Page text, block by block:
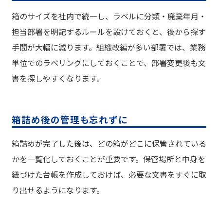
箱のサイズを社内で統一し、ラベルに分類・廃棄年月・
担当部署を明記するルールを設けておくと、後から探す
手間が大幅に減ります。組織改編が多い部署では、業務
単位でのラベリングにしておくことで、部署変更後も文
書を探しやすくなります。
箱詰め後の管理も忘れずに
箱詰めが完了した後は、どの箱がどこに保管されている
かを一覧化しておくことが重要です。保管場所と中身を
紐づけた台帳を作成しておけば、必要な文書をすぐに取
り出せるようになります。